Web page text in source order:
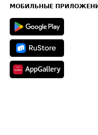
Техническая информация
МОБИЛЬНЫЕ